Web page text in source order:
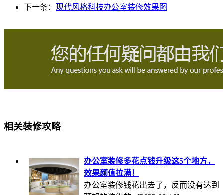
下一条： 现代风格科技办公室装修效果图
相关装修攻略
办公室装修多花点钱升级这5个地方，
效果颜值拉满！
办公室装修钱花出去了，反而没有达到